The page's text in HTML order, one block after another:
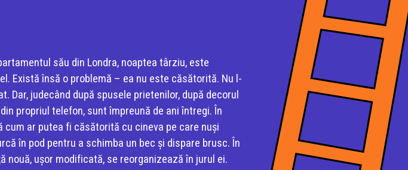
său din Londra, noaptea târziu, este
Există însă o problemă – ea nu este căsătorită. Nu l­
Dar, judecând după spusele prietenilor, după decorul
propriul telefon, sunt împreună de ani întregi. În
cum ar putea fi căsătorită cu cineva pe care nu­și
în pod pentru a schimba un bec și dispare brusc. În
nouă, ușor modificată, se reorganizează în jurul ei.